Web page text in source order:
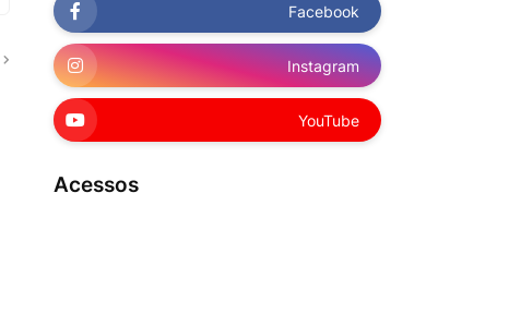
Facebook
Instagram
YouTube
Acessos